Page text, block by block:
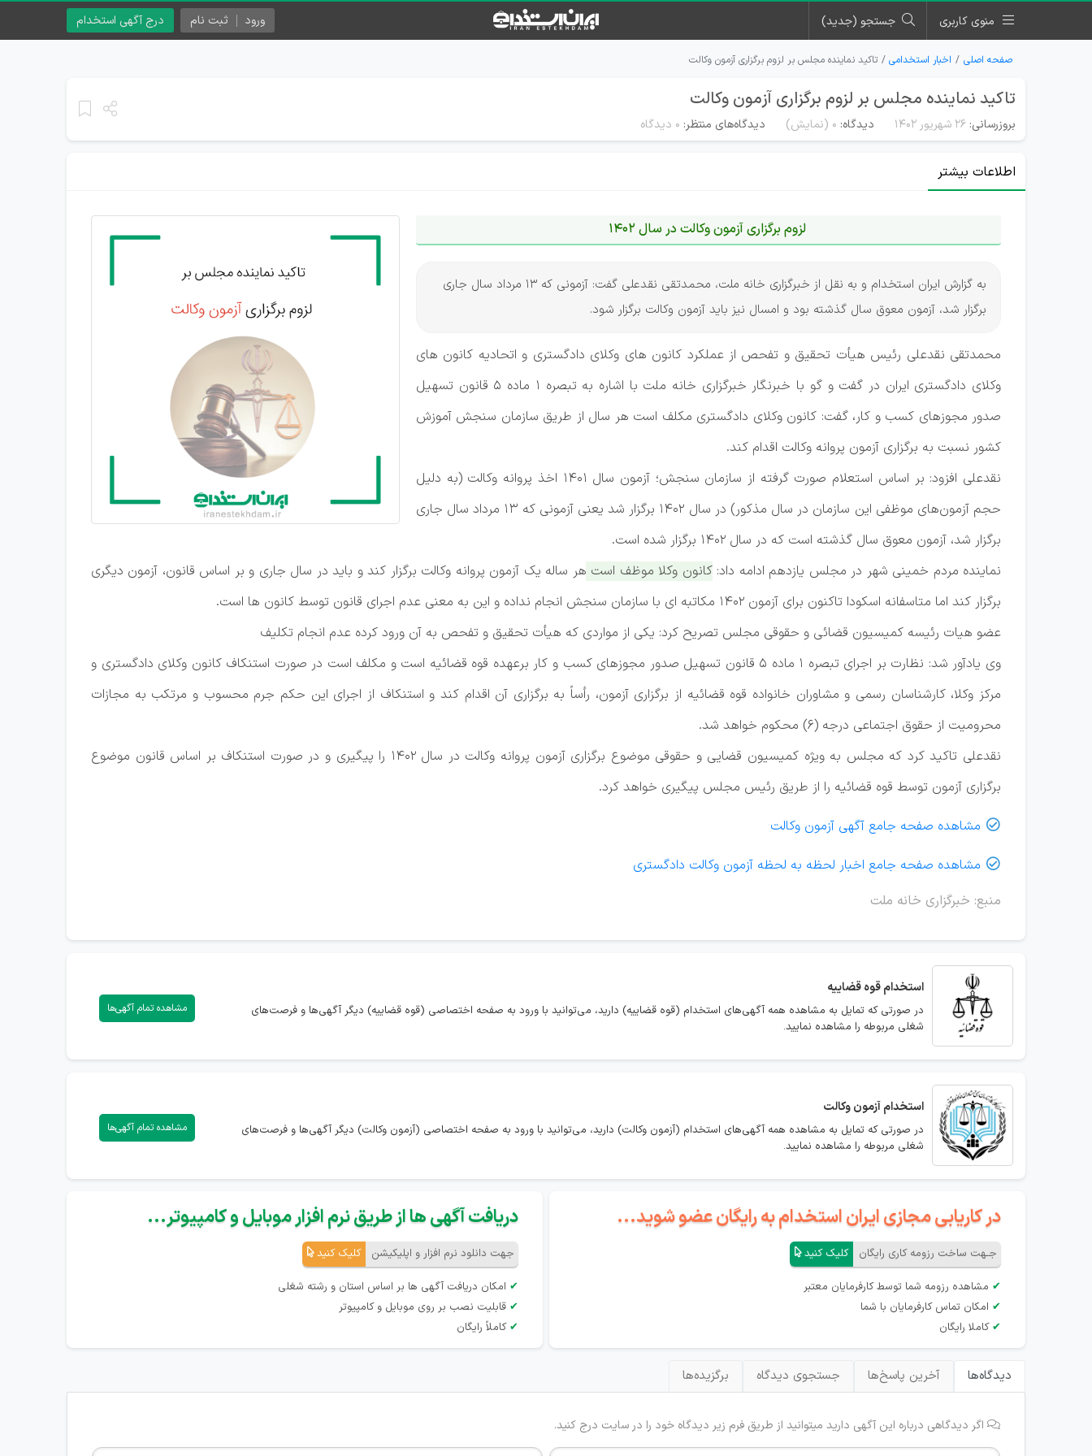
منوی کاربری جستجو (جدید) درج آگهی استخدام ورود ثبت نام
صفحه اصلی اخبار استخدامی تاکید نماینده مجلس بر لزوم برگزاری آزمون وکالت
تاکید نماینده مجلس بر لزوم برگزاری آزمون وکالت
بروزرسانی: ۲۶ شهریور ۱۴۰۲ دیدگاه: 0 (نمایش) دیدگاه‌های منتظر: ۰ دیدگاه
اطلاعات بیشتر
لزوم برگزاری آزمون وکالت در سال 1402
به گزارش ایران استخدام و به نقل از خبرگزاری خانه ملت، محمدتقی نقدعلی گفت: آزمونی که 13 مرداد سال جاری
برگزار شد، آزمون معوق سال گذشته بود و امسال نیز باید آزمون وکالت برگزار شود.
محمدتقی نقدعلی رئیس هیأت تحقیق و تفحص از عملکرد کانون های وکلای دادگستری و اتحادیه کانون های
وکلای دادگستری ایران در گفت و گو با خبرنگار خبرگزاری خانه ملت با اشاره به تبصره 1 ماده 5 قانون تسهیل
صدور مجوزهای کسب و کار، گفت: کانون وکلای دادگستری مکلف است هر سال از طریق سازمان سنجش آموزش
کشور نسبت به برگزاری آزمون پروانه وکالت اقدام کند.
نقدعلی افزود: بر اساس استعلام صورت گرفته از سازمان سنجش؛ آزمون سال 1401 اخذ پروانه وکالت (به دلیل
حجم آزمون‌های موظفی این سازمان در سال مذکور) در سال 1402 برگزار شد یعنی آزمونی که 13 مرداد سال جاری
برگزار شد، آزمون معوق سال گذشته است که در سال 1402 برگزار شده است.
نماینده مردم خمینی شهر در مجلس یازدهم ادامه داد:کانون وکلا موظف است هر ساله یک آزمون پروانه وکالت برگزار کند و باید در سال جاری و بر اساس قانون، آزمون دیگری
برگزار کند اما متاسفانه اسکودا تاکنون برای آزمون 1402 مکاتبه ای با سازمان سنجش انجام نداده و این به معنی عدم اجرای قانون توسط کانون ها است.
عضو هیات رئیسه کمیسیون قضائی و حقوقی مجلس تصریح کرد: یکی از مواردی که هیأت تحقیق و تفحص به آن ورود کرده عدم انجام تکلیف
وی یادآور شد: نظارت بر اجرای تبصره 1 ماده 5 قانون تسهیل صدور مجوزهای کسب و کار برعهده قوه قضائیه است و مکلف است در صورت استنکاف کانون وکلای دادگستری و
مرکز وکلا، کارشناسان رسمی و مشاوران خانواده قوه ‌قضائیه از برگزاری آزمون، رأساً به برگزاری آن اقدام کند و استنکاف از اجرای این حکم جرم محسوب و مرتکب به مجازات
محرومیت از حقوق اجتماعی درجه (۶) محکوم خواهد شد.
نقدعلی تاکید کرد که مجلس به ویژه کمیسیون قضایی و حقوقی موضوع برگزاری آزمون پروانه وکالت در سال 1402 را پیگیری و در صورت استنکاف بر اساس قانون موضوع
برگزاری آزمون توسط قوه قضائیه را از طریق رئیس مجلس پیگیری خواهد کرد.
 مشاهده صفحه جامع آگهی آزمون وکالت
 مشاهده صفحه جامع اخبار لحظه به لحظه آزمون وکالت دادگستری
منبع: خبرگزاری خانه ملت
استخدامقوه قضاییه
در صورتی که تمایل به مشاهده همه آگهی‌های استخدام (قوه قضاییه) دارید، می‌توانید با ورود به صفحه اختصاصی (قوه قضاییه) دیگر آگهی‌ها و فرصت‌های
شغلی مربوطه را مشاهده نمایید.
مشاهده تمام آگهی‌ها
استخدامآزمون وکالت
در صورتی که تمایل به مشاهده همه آگهی‌های استخدام (آزمون وکالت) دارید، می‌توانید با ورود به صفحه اختصاصی (آزمون وکالت) دیگر آگهی‌ها و فرصت‌های
شغلی مربوطه را مشاهده نمایید.
مشاهده تمام آگهی‌ها
در کاریابی مجازی ایران استخدام به رایگان عضو شوید...
جـهت ساخت رزومه کاری رایگان کلیک کنید
✔ مشاهده رزومه شما توسط کارفرمایان معتبر
✔ امکان تماس کارفرمایان با شما
✔ کاملا رایگان
دریافت آگهی ها از طریق نرم افزار موبایل و کامپیوتر...
جهت دانلود نرم افزار و اپلیکیشن کلیک کنید
✔ امکان دریافت آگهی ها بر اساس استان و رشته شغلی
✔ قابلیت نصب بر روی موبایل و کامپیوتر
✔ کاملاً رایگان
دیدگاه‌ها آخرین پاسخ‌ها جستجوی دیدگاه برگزیده‌ها
اگر دیدگاهی درباره این آگهی دارید میتوانید از طریق فرم زیر دیدگاه خود را در سایت درج کنید.